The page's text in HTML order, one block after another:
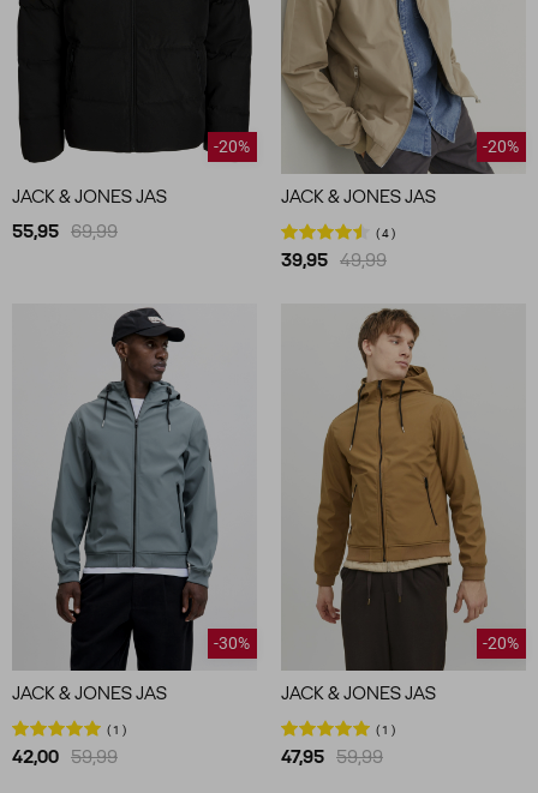
-20%
JACK & JONES JAS
55,95 69,99
-20%
JACK & JONES JAS
4
39,95 49,99
-30%
JACK & JONES JAS
1
42,00 59,99
-20%
JACK & JONES JAS
1
47,95 59,99